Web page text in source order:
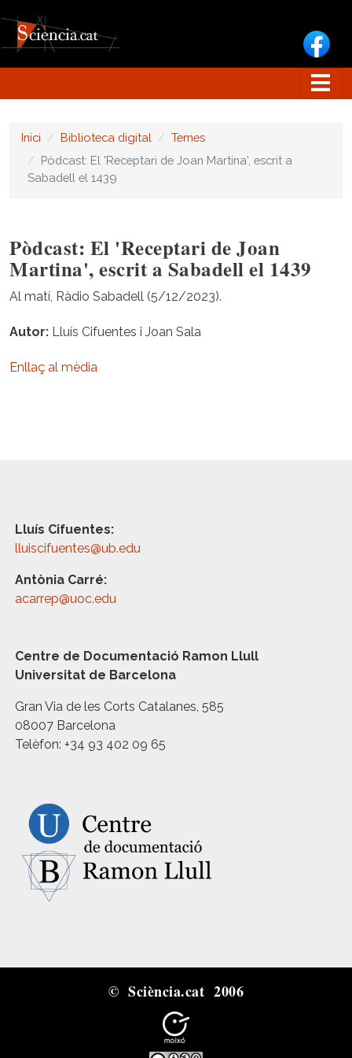
Inici Biblioteca digital
Temes
Pòdcast: El 'Receptari de Joan Martina', escrit a
Sabadell el 1439
Pòdcast: El 'Receptari de Joan
Martina', escrit a Sabadell el 1439
Al matí, Ràdio Sabadell (5/12/2023).
Autor Lluís Cifuentes i Joan Sala
Enllaç al mèdia
Lluís Cifuentes:
lluiscifuentes@ub.edu
Antònia Carré:
acarrep@uoc.edu
Centre de Documentació Ramon Llull
Universitat de Barcelona
Gran Via de les Corts Catalanes, 585
08007 Barcelona
Telèfon: +34 93 402 09 65
© Sciència.cat 2006